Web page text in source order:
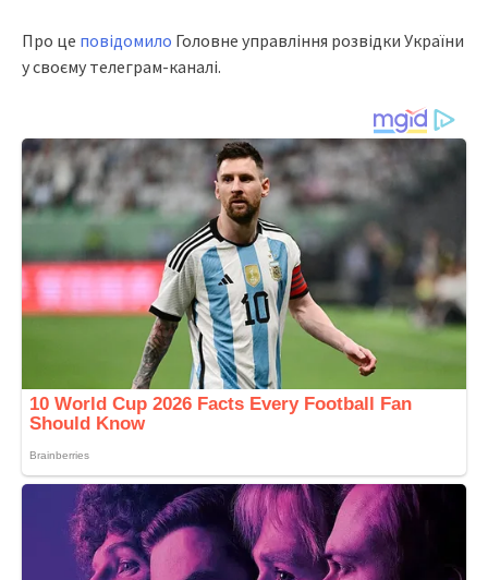
Про це повідомило Головне управління розвідки України
у своєму телеграм-каналі.